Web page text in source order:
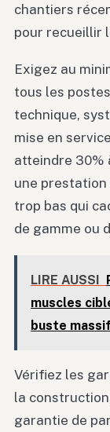
chantiers
pour recueillir
Exigez au
tous les
technique,
mise en
atteindre 30%
une
trop bas qui
de gamme ou
LIRE AUSSI
muscles
buste massif
Vérifiez les
la
garantie de